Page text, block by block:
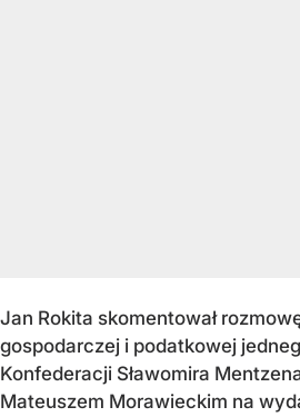
Jan Rokita skomentował
gospodarczej i podatkowej
Konfederacji Sławomira
Mateuszem Morawieckim na